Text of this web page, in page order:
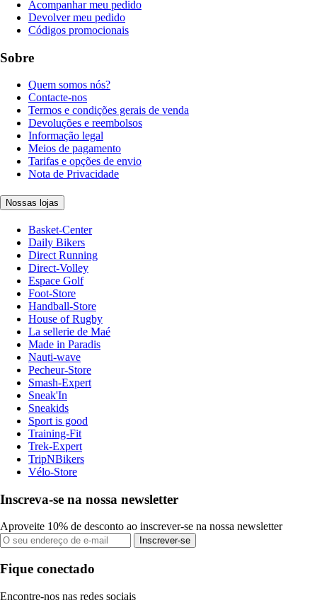
Acompanhar meu pedido
Devolver meu pedido
Códigos promocionais
Sobre
Quem somos nós?
Contacte-nos
Termos e condições gerais de venda
Devoluções e reembolsos
Informação legal
Meios de pagamento
Tarifas e opções de envio
Nota de Privacidade
Nossas lojas
Basket-Center
Daily Bikers
Direct Running
Direct-Volley
Espace Golf
Foot-Store
Handball-Store
House of Rugby
La sellerie de Maé
Made in Paradis
Nauti-wave
Pecheur-Store
Smash-Expert
Sneak'In
Sneakids
Sport is good
Training-Fit
Trek-Expert
TripNBikers
Vélo-Store
Inscreva-se na nossa newsletter
Aproveite 10% de desconto ao inscrever-se na nossa newsletter
Inscrever-se
Fique conectado
Encontre-nos nas redes sociais